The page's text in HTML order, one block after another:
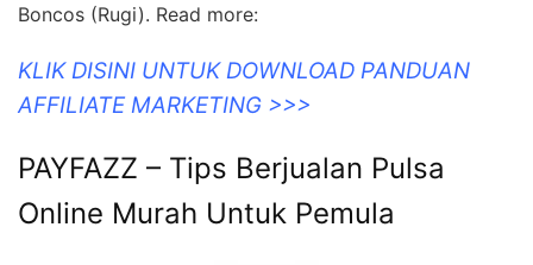
Boncos (Rugi). Read more:
KLIK DISINI UNTUK DOWNLOAD PANDUAN
AFFILIATE MARKETING >>>
PAYFAZZ – Tips Berjualan Pulsa
Online Murah Untuk Pemula